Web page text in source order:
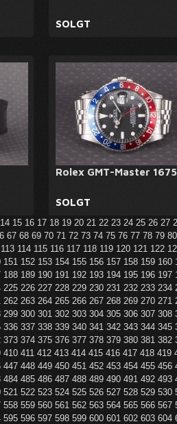
SOLGT
Rolex GMT-Master 1675
SOLGT
14 15 16 17 18 19 20 21 22 23 24 25 26 27
67 68 69 70 71 72 73 74 75 76 77 78 79
113 114 115 116 117 118 119 120 121 122
151 152 153 154 155 156 157 158 159 160
188 189 190 191 192 193 194 195 196 197
225 226 227 228 229 230 231 232 233 234
262 263 264 265 266 267 268 269 270 271
299 300 301 302 303 304 305 306 307 308
336 337 338 339 340 341 342 343 344 345
373 374 375 376 377 378 379 380 381 382
410 411 412 413 414 415 416 417 418 419
447 448 449 450 451 452 453 454 455 456
484 485 486 487 488 489 490 491 492 493
521 522 523 524 525 526 527 528 529 530
558 559 560 561 562 563 564 565 566 567
595 596 597 598 599 600 601 602 603 604